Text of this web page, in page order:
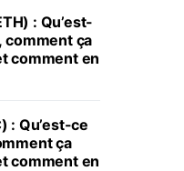
: Qu’est-
comment ça
comment en
: Qu’est-ce
ça
comment en